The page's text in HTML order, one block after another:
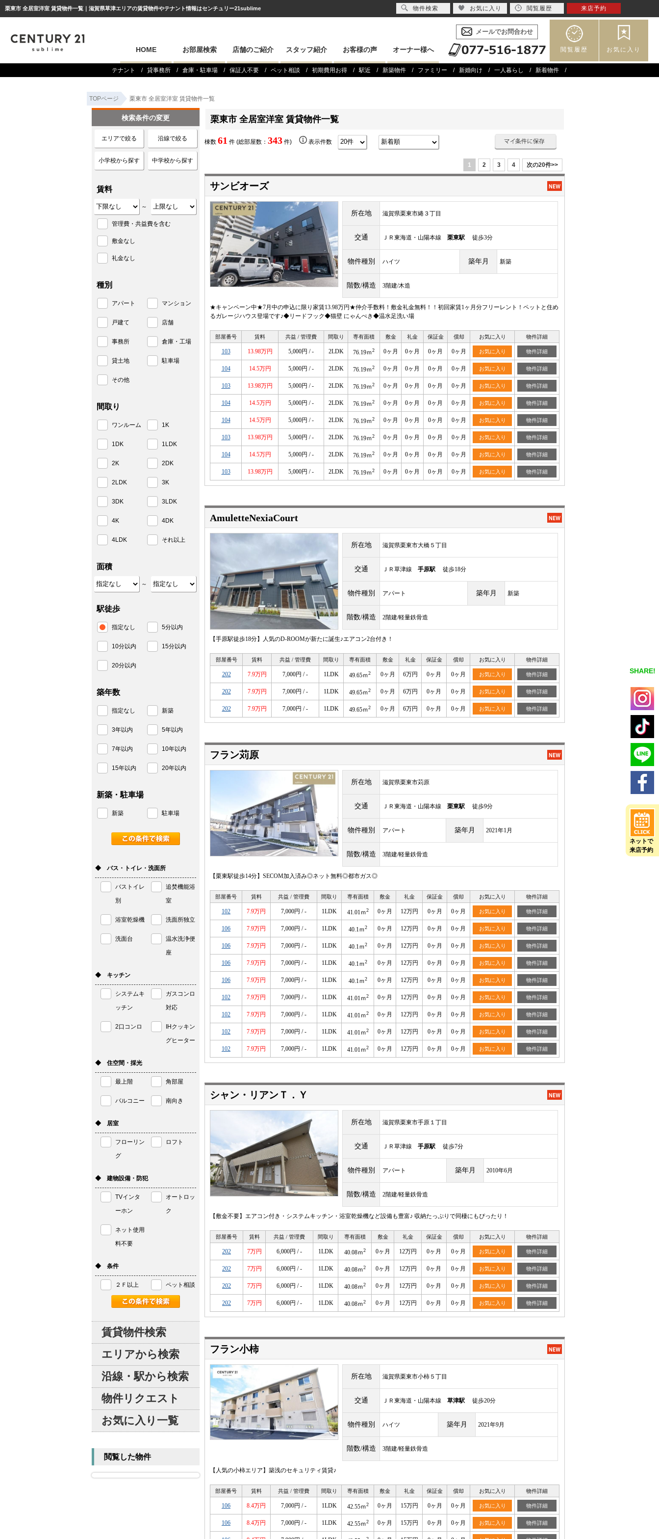
栗東市 全居室洋室 賃貸物件一覧｜滋賀県草津エリアの賃貸物件やテナント情報はセンチュリー21sublime
HOME お部屋検索 店舗のご紹介 スタッフ紹介 お客様の声 オーナー様へ
メールでお問合わせ
閲覧履歴 お気に入り
テナント 貸事務所 倉庫・駐車場 保証人不要 ペット相談 初期費用お得 駅近 新築物件 ファミリー 新婚向け 一人暮らし 新着物件
SHARE!
ネットで
来店予約
TOPページ 栗東市 全居室洋室 賃貸物件一覧
栗東市 全居室洋室 賃貸物件一覧
棟数 61 件 (総部屋数： 343 件) 表示件数
1 2 3 4 次の20件>>
サンビオーズ
所在地 滋賀県栗東市綣３丁目
交通 ＪＲ東海道・山陽本線 栗東駅 徒歩3分
物件種別 ハイツ 築年月 新築
階数/構造 3階建/木造
★キャンペーン中★7月中の申込に限り家賃13.98万円★仲介手数料！敷金礼金無料！！初回家賃1ヶ月分フリーレント！ペットと住め
るガレージハウス登場です♪◆リードフック◆猫壁 にゃんぺき◆温水足洗い場
部屋番号 賃料 共益 / 管理費 間取り 専有面積 敷金 礼金 保証金 償却 お気に入り 物件詳細
103 13.98万円 5,000円 / - 2LDK 76.19ｍ2 0ヶ月 0ヶ月 0ヶ月 0ヶ月 お気に入り 物件詳細
104 14.5万円 5,000円 / - 2LDK 76.19ｍ2 0ヶ月 0ヶ月 0ヶ月 0ヶ月 お気に入り 物件詳細
103 13.98万円 5,000円 / - 2LDK 76.19ｍ2 0ヶ月 0ヶ月 0ヶ月 0ヶ月 お気に入り 物件詳細
104 14.5万円 5,000円 / - 2LDK 76.19ｍ2 0ヶ月 0ヶ月 0ヶ月 0ヶ月 お気に入り 物件詳細
104 14.5万円 5,000円 / - 2LDK 76.19ｍ2 0ヶ月 0ヶ月 0ヶ月 0ヶ月 お気に入り 物件詳細
103 13.98万円 5,000円 / - 2LDK 76.19ｍ2 0ヶ月 0ヶ月 0ヶ月 0ヶ月 お気に入り 物件詳細
104 14.5万円 5,000円 / - 2LDK 76.19ｍ2 0ヶ月 0ヶ月 0ヶ月 0ヶ月 お気に入り 物件詳細
103 13.98万円 5,000円 / - 2LDK 76.19ｍ2 0ヶ月 0ヶ月 0ヶ月 0ヶ月 お気に入り 物件詳細
AmuletteNexiaCourt
所在地 滋賀県栗東市大橋５丁目
交通 ＪＲ草津線 手原駅 徒歩18分
物件種別 アパート 築年月 新築
階数/構造 2階建/軽量鉄骨造
【手原駅徒歩18分】人気のD-ROOMが新たに誕生♪エアコン2台付き！
部屋番号 賃料 共益 / 管理費 間取り 専有面積 敷金 礼金 保証金 償却 お気に入り 物件詳細
202 7.9万円 7,000円 / - 1LDK 49.65ｍ2 0ヶ月 6万円 0ヶ月 0ヶ月 お気に入り 物件詳細
202 7.9万円 7,000円 / - 1LDK 49.65ｍ2 0ヶ月 6万円 0ヶ月 0ヶ月 お気に入り 物件詳細
202 7.9万円 7,000円 / - 1LDK 49.65ｍ2 0ヶ月 6万円 0ヶ月 0ヶ月 お気に入り 物件詳細
フラン苅原
所在地 滋賀県栗東市苅原
交通 ＪＲ東海道・山陽本線 栗東駅 徒歩9分
物件種別 アパート 築年月 2021年1月
階数/構造 3階建/軽量鉄骨造
【栗東駅徒歩14分】SECOM加入済み◎ネット無料◎都市ガス◎
部屋番号 賃料 共益 / 管理費 間取り 専有面積 敷金 礼金 保証金 償却 お気に入り 物件詳細
102 7.9万円 7,000円 / - 1LDK 41.01ｍ2 0ヶ月 12万円 0ヶ月 0ヶ月 お気に入り 物件詳細
106 7.9万円 7,000円 / - 1LDK 40.1ｍ2 0ヶ月 12万円 0ヶ月 0ヶ月 お気に入り 物件詳細
106 7.9万円 7,000円 / - 1LDK 40.1ｍ2 0ヶ月 12万円 0ヶ月 0ヶ月 お気に入り 物件詳細
106 7.9万円 7,000円 / - 1LDK 40.1ｍ2 0ヶ月 12万円 0ヶ月 0ヶ月 お気に入り 物件詳細
106 7.9万円 7,000円 / - 1LDK 40.1ｍ2 0ヶ月 12万円 0ヶ月 0ヶ月 お気に入り 物件詳細
102 7.9万円 7,000円 / - 1LDK 41.01ｍ2 0ヶ月 12万円 0ヶ月 0ヶ月 お気に入り 物件詳細
102 7.9万円 7,000円 / - 1LDK 41.01ｍ2 0ヶ月 12万円 0ヶ月 0ヶ月 お気に入り 物件詳細
102 7.9万円 7,000円 / - 1LDK 41.01ｍ2 0ヶ月 12万円 0ヶ月 0ヶ月 お気に入り 物件詳細
102 7.9万円 7,000円 / - 1LDK 41.01ｍ2 0ヶ月 12万円 0ヶ月 0ヶ月 お気に入り 物件詳細
シャン・リアンＴ．Ｙ
所在地 滋賀県栗東市手原１丁目
交通 ＪＲ草津線 手原駅 徒歩7分
物件種別 アパート 築年月 2010年6月
階数/構造 2階建/軽量鉄骨造
【敷金不要】エアコン付き・システムキッチン・浴室乾燥機など設備も豊富♪ 収納たっぷりで同棲にもぴったり！
部屋番号 賃料 共益 / 管理費 間取り 専有面積 敷金 礼金 保証金 償却 お気に入り 物件詳細
202 7万円 6,000円 / - 1LDK 40.08ｍ2 0ヶ月 12万円 0ヶ月 0ヶ月 お気に入り 物件詳細
202 7万円 6,000円 / - 1LDK 40.08ｍ2 0ヶ月 12万円 0ヶ月 0ヶ月 お気に入り 物件詳細
202 7万円 6,000円 / - 1LDK 40.08ｍ2 0ヶ月 12万円 0ヶ月 0ヶ月 お気に入り 物件詳細
202 7万円 6,000円 / - 1LDK 40.08ｍ2 0ヶ月 12万円 0ヶ月 0ヶ月 お気に入り 物件詳細
フラン小柿
所在地 滋賀県栗東市小柿５丁目
交通 ＪＲ東海道・山陽本線 草津駅 徒歩20分
物件種別 ハイツ 築年月 2021年9月
階数/構造 3階建/軽量鉄骨造
【人気の小柿エリア】築浅のセキュリティ賃貸♪
部屋番号 賃料 共益 / 管理費 間取り 専有面積 敷金 礼金 保証金 償却 お気に入り 物件詳細
106 8.4万円 7,000円 / - 1LDK 42.55ｍ2 0ヶ月 15万円 0ヶ月 0ヶ月 お気に入り 物件詳細
106 8.4万円 7,000円 / - 1LDK 42.55ｍ2 0ヶ月 15万円 0ヶ月 0ヶ月 お気に入り 物件詳細
検索条件の変更
エリアで絞る 沿線で絞る
小学校から探す 中学校から探す
賃料
～
管理費・共益費を含む
敷金なし
礼金なし
種別
アパート マンション
戸建て 店舗
事務所 倉庫・工場
貸土地 駐車場
その他
間取り
ワンルーム 1K
1DK 1LDK
2K 2DK
2LDK 3K
3DK 3LDK
4K 4DK
4LDK それ以上
面積
～
駅徒歩
指定なし 5分以内
10分以内 15分以内
20分以内
築年数
指定なし 新築
3年以内 5年以内
7年以内 10年以内
15年以内 20年以内
新築・駐車場
新築 駐車場
◆ バス・トイレ・洗面所
バストイレ
別
追焚機能浴
室
浴室乾燥機 洗面所独立
洗面台
温水洗浄便
座
◆ キッチン
システムキ
ッチン
ガスコンロ
対応
2口コンロ
IHクッキン
グヒーター
◆ 住空間・採光
最上階 角部屋
バルコニー 南向き
◆ 居室
フローリン
グ
ロフト
◆ 建物設備・防犯
TVインタ
ーホン
オートロッ
ク
ネット使用
料不要
◆ 条件
２Ｆ以上 ペット相談
賃貸物件検索
エリアから検索
沿線・駅から検索
物件リクエスト
お気に入り一覧
閲覧した物件
物件検索 お気に入り 閲覧履歴 来店予約